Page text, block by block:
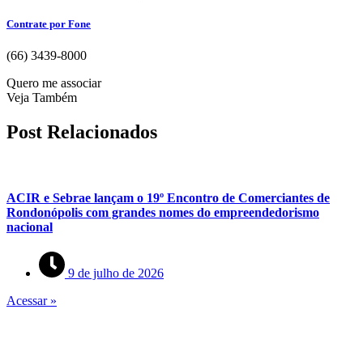
Contrate por Fone
(66) 3439-8000
Quero me associar
Veja Também
Post Relacionados
ACIR e Sebrae lançam o 19º Encontro de Comerciantes de
Rondonópolis com grandes nomes do empreendedorismo
nacional
9 de julho de 2026
Acessar »